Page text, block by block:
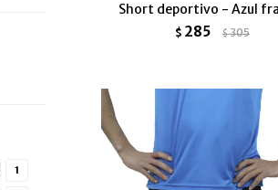
Short deportivo - Azul
$ 285 $305
1